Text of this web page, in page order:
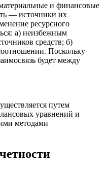
и финансовые
— источники их
ресурсного
а) неизбежным
средств; б)
Поскольку
будет между
путем
уравнений и
методами